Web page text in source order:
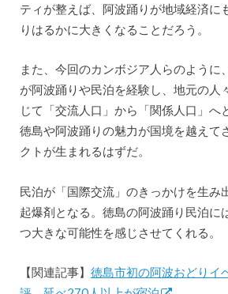
ティが整えば、阿波踊りが地域経済に
りはるかに大きくなることだろう。
また、今回のカンボジア人らのように
が阿波踊りや民泊を経験し、地元の人
じて「交流人口」から「関係人口」へ
徳島や阿波踊りの魅力が国境を越えて
クトが生まれるはずだ。
民泊が「国際交流」のきっかけを生み
起爆剤となる。徳島の阿波踊り民泊に
つ大きな可能性を感じさせてくれる。
【関連記事】 徳島市初の阿波おどりイ